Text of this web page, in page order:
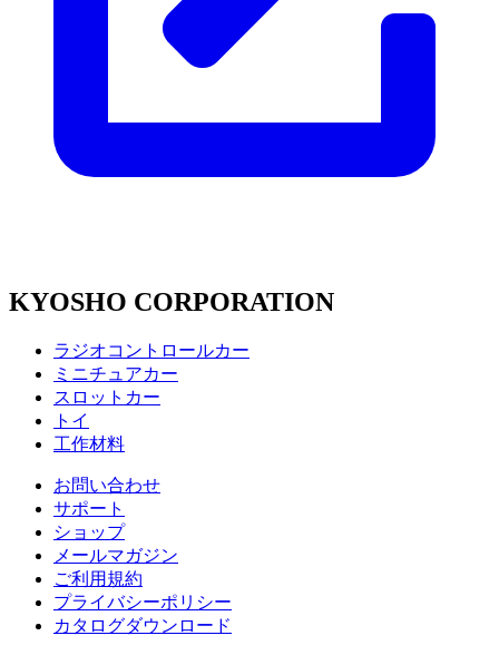
KYOSHO CORPORATION
ラジオコントロールカー
ミニチュアカー
スロットカー
トイ
工作材料
お問い合わせ
サポート
ショップ
メールマガジン
ご利用規約
プライバシーポリシー
カタログダウンロード